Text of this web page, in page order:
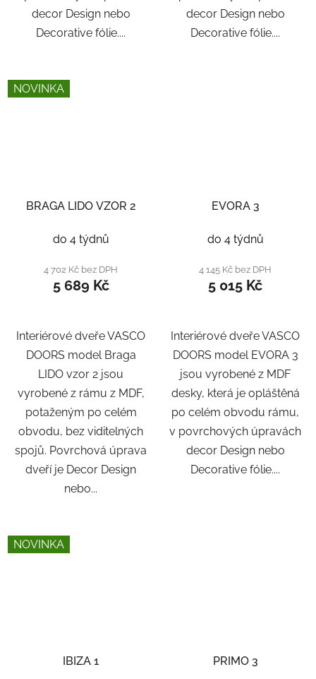
decor Design nebo
Decorative fólie....
decor Design nebo
Decorative fólie....
NOVINKA
BRAGA LIDO VZOR 2
do 4 týdnů
4 702 Kč bez DPH
5 689 Kč
Interiérové dveře VASCO
DOORS model Braga
LIDO vzor 2 jsou
vyrobené z rámu z MDF,
potaženým po celém
obvodu, bez viditelných
spojů. Povrchová úprava
dveří je Decor Design
nebo...
EVORA 3
do 4 týdnů
4 145 Kč bez DPH
5 015 Kč
Interiérové dveře VASCO
DOORS model EVORA 3
jsou vyrobené z MDF
desky, která je opláštěná
po celém obvodu rámu,
v povrchových úpravách
decor Design nebo
Decorative fólie....
NOVINKA
IBIZA 1 PRIMO 3